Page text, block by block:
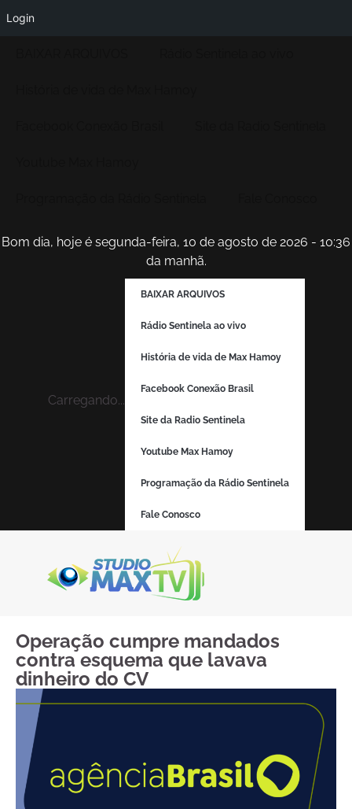
Bom dia, hoje é segunda-feira, 10 de agosto de 2026 - 10:36
da manhã.
Carregando...
BAIXAR ARQUIVOS
Rádio Sentinela ao vivo
História de vida de Max Hamoy
Facebook Conexão Brasil
Site da Radio Sentinela
Youtube Max Hamoy
Programação da Rádio Sentinela
Fale Conosco
Operação cumpre mandados
contra esquema que lavava
dinheiro do CV
Login